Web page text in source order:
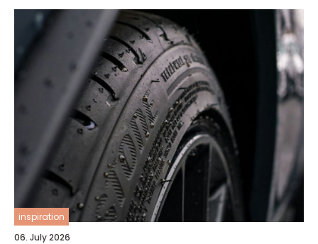
inspiration
06. July 2026